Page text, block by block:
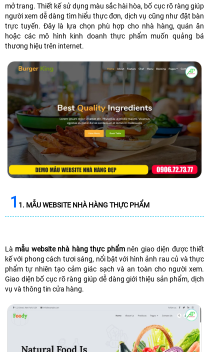
mở trang. Thiết kế sử dụng màu sắc hài hòa, bố cục rõ ràng giúp
người xem dễ dàng tìm hiểu thực đơn, dịch vụ cũng như đặt bàn
trực tuyến. Đây là lựa chọn phù hợp cho nhà hàng, quán ăn
hoặc các mô hình kinh doanh thực phẩm muốn quảng bá
thương hiệu trên internet.
1 1. MẪU WEBSITE NHÀ HÀNG THỰC PHẨM
Là mẫu website nhà hàng thực phẩmnên giao diện được thiết
kế với phong cách tươi sáng, nổi bật với hình ảnh rau củ và thực
phẩm tự nhiên tạo cảm giác sạch và an toàn cho người xem.
Giao diện bố cục rõ ràng giúp dễ dàng giới thiệu sản phẩm, dịch
vụ và thông tin cửa hàng.